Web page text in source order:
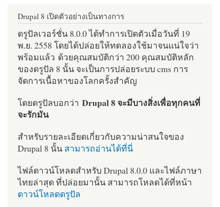
Drupal 8 เปิดตัวอย่างเป็นทางการ
ดรูปัลเวอร์ชั่น 8.0.0 ได้ทำการเปิดตัวเมื่อวันที่ 19
พ.ย. 2558 โดยได้ปล่อยให้ทดลองใช้มาจนแน่ใจว่า
พร้อมแล้ว ด้วยคุณสมบัติกว่า 200 คุณสมบัติหลัก
ของดรูปัล 8 นั้น จะเป็นการปล่อยระบบ cms การ
จัดการเนื้อหาของโลกครั้งสำคัญ
โดยดรูปัลบอกว่า Drupal 8 จะมีบางสิ่งเพื่อทุกคนที่
จะรักมัน
สำหรับรายละเอียดเกี่ยวกับความน่าสนใจของ
Drupal 8 นั้น สามารถอ่านได้ที่นี่
ไฟล์ดาวน์โหลดสำหรับ Drupal 8.0.0 และไฟล์ภาษา
ไทยล่าสุด ที่ปล่อยมานั้น สามารถโหลดได้ที่หน้า
ดาวน์โหลดดรูปัล